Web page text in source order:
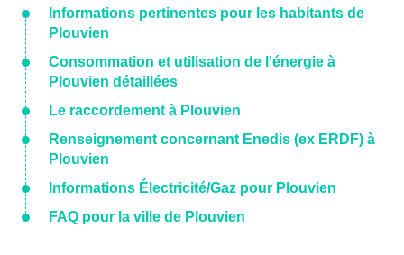
Informations pertinentes pour les habitants de
Plouvien
Consommation et utilisation de l'énergie à
Plouvien détaillées
Le raccordement à Plouvien
Renseignement concernant Enedis (ex ERDF) à
Plouvien
Informations Électricité/Gaz pour Plouvien
FAQ pour la ville de Plouvien